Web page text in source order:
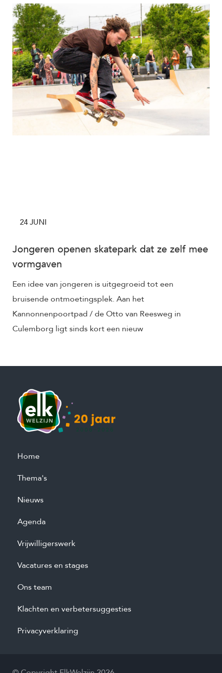
Jongeren openen skatepark dat ze zelf mee
vormgaven
24 JUNI
Een idee van jongeren is uitgegroeid tot een
bruisende ontmoetingsplek. Aan het
Kannonnenpoortpad / de Otto van Reesweg in
Culemborg ligt sinds kort een nieuw
Home
Thema's
Nieuws
Agenda
Vrijwilligerswerk
Vacatures en stages
Ons team
Klachten en verbetersuggesties
Privacyverklaring